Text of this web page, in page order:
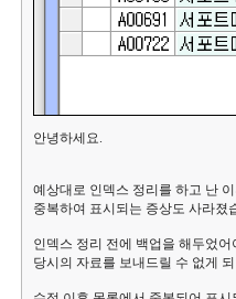
안녕하세요.
예상대로 인덱스 정리를 하고 난
중복하여 표시되는 증상도 사라졌
인덱스 정리 전에 백업을 해두었어
당시의 자료를 보내드릴 수 없게